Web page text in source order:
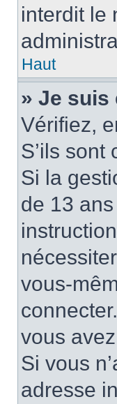
interdit le
Haut
» Je suis
Vérifiez,
S’ils sont
Si la
de 13
vous-
vous
Si vous
adresse